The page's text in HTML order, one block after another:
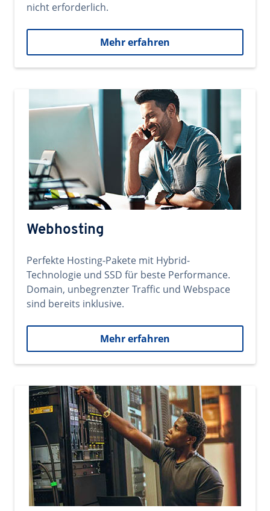
nicht erforderlich.
Mehr erfahren
Webhosting
Perfekte Hosting-Pakete mit Hybrid-
Technologie und SSD für beste Performance.
Domain, unbegrenzter Traffic und Webspace
sind bereits inklusive.
Mehr erfahren